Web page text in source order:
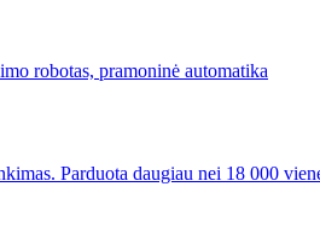
Parduota daugiau nei 18 000